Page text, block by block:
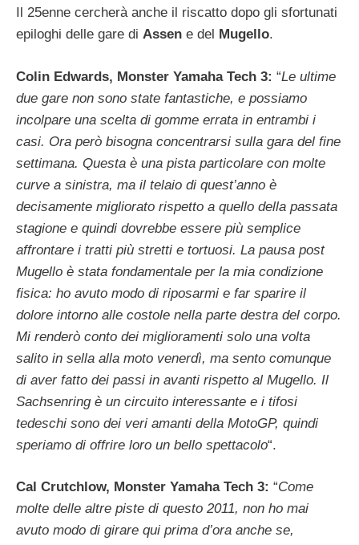
Il 25enne cercherà anche il riscatto dopo gli sfortunati
epiloghi delle gare di Assen e del Mugello.
Colin Edwards, Monster Yamaha Tech 3: “Le ultime
due gare non sono state fantastiche, e possiamo
incolpare una scelta di gomme errata in entrambi i
casi. Ora però bisogna concentrarsi sulla gara del fine
settimana. Questa è una pista particolare con molte
curve a sinistra, ma il telaio di quest’anno è
decisamente migliorato rispetto a quello della passata
stagione e quindi dovrebbe essere più semplice
affrontare i tratti più stretti e tortuosi. La pausa post
Mugello è stata fondamentale per la mia condizione
fisica: ho avuto modo di riposarmi e far sparire il
dolore intorno alle costole nella parte destra del corpo.
Mi renderò conto dei miglioramenti solo una volta
salito in sella alla moto venerdì, ma sento comunque
di aver fatto dei passi in avanti rispetto al Mugello. Il
Sachsenring è un circuito interessante e i tifosi
tedeschi sono dei veri amanti della MotoGP, quindi
speriamo di offrire loro un bello spettacolo“.
Cal Crutchlow, Monster Yamaha Tech 3: “Come
molte delle altre piste di questo 2011, non ho mai
avuto modo di girare qui prima d’ora anche se,